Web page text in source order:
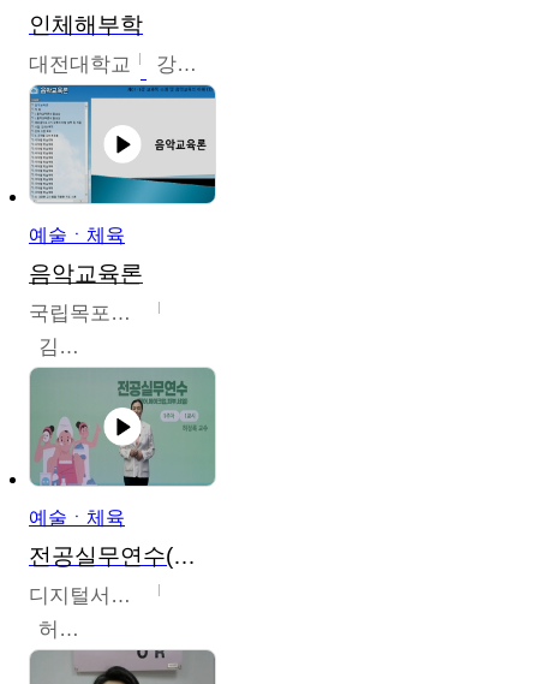
인체해부학
대전대학교 강지혁
예술ㆍ체육
음악교육론
국립목포대학교
김신영
예술ㆍ체육
전공실무연수(헤어,메이크업,피부,네일)
디지털서울문화예술대학교
허정록